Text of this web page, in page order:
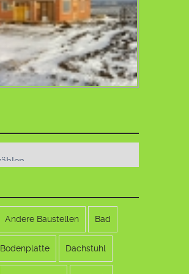
Andere Baustellen Bad
Bodenplatte Dachstuhl